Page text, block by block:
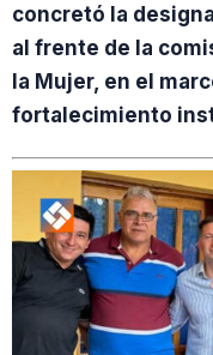
concretó la
al frente de la
la Mujer, en el
fortalecimiento